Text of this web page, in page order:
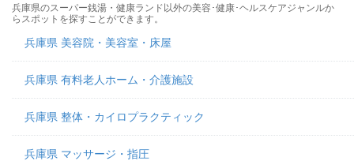
兵庫県のスーパー銭湯・健康ランド以外の美容･健康･ヘルスケアジャンルか
らスポットを探すことができます。
兵庫県 美容院・美容室・床屋
兵庫県 有料老人ホーム・介護施設
兵庫県 整体・カイロプラクティック
兵庫県 マッサージ・指圧